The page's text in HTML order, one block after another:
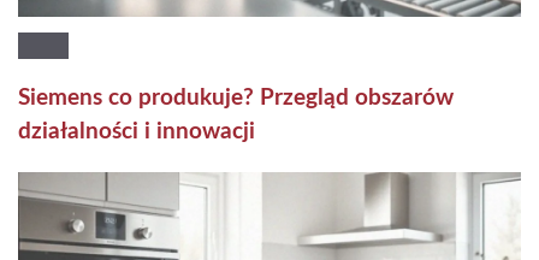
Siemens co produkuje? Przegląd obszarów
działalności i innowacji